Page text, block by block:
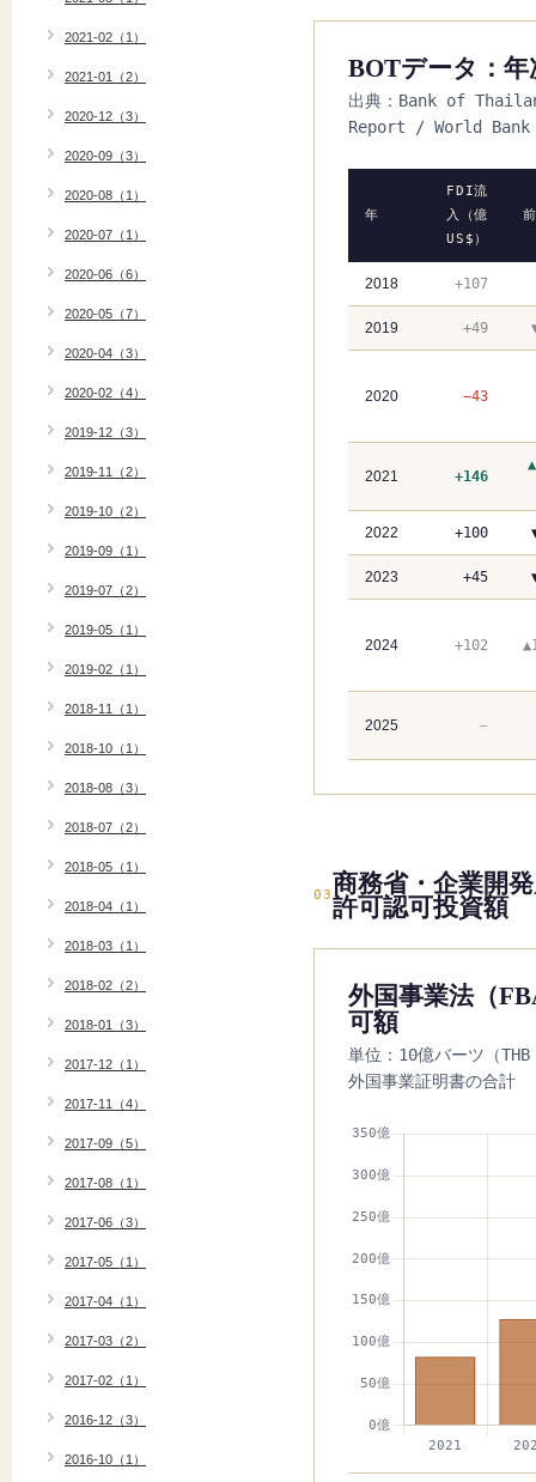
BOTデータ：年
出典：Bank of
Report / World Bank
年
FDI流
入（億
US$）
2018 +107
2019 +49
2020 −43
2021 +146
2022 +100
2023 +45
2024 +102
2025 —
03商務省・企業開
許可認可投資額
外国事業法（
可額
単位：10億バーツ（
外国事業証明書の合計
2021-02（1）
2021-01（2）
2020-12（3）
2020-09（3）
2020-08（1）
2020-07（1）
2020-06（6）
2020-05（7）
2020-04（3）
2020-02（4）
2019-12（3）
2019-11（2）
2019-10（2）
2019-09（1）
2019-07（2）
2019-05（1）
2019-02（1）
2018-11（1）
2018-10（1）
2018-08（3）
2018-07（2）
2018-05（1）
2018-04（1）
2018-03（1）
2018-02（2）
2018-01（3）
2017-12（1）
2017-11（4）
2017-09（5）
2017-08（1）
2017-06（3）
2017-05（1）
2017-04（1）
2017-03（2）
2017-02（1）
2016-12（3）
2016-10（1）